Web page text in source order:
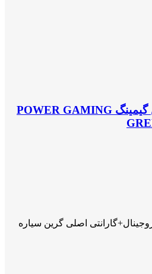
منبع تغذیه کامپیوتر گرین گیمینگ POWER GAMING
اصلی گرین سیاره